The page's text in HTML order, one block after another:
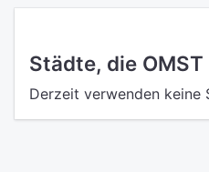
Städte, die
Derzeit verwenden keine